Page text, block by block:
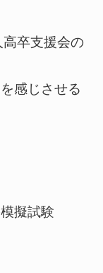
卒支援会の
感じさせる
擬試験